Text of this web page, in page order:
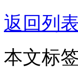
返回列表
本文标